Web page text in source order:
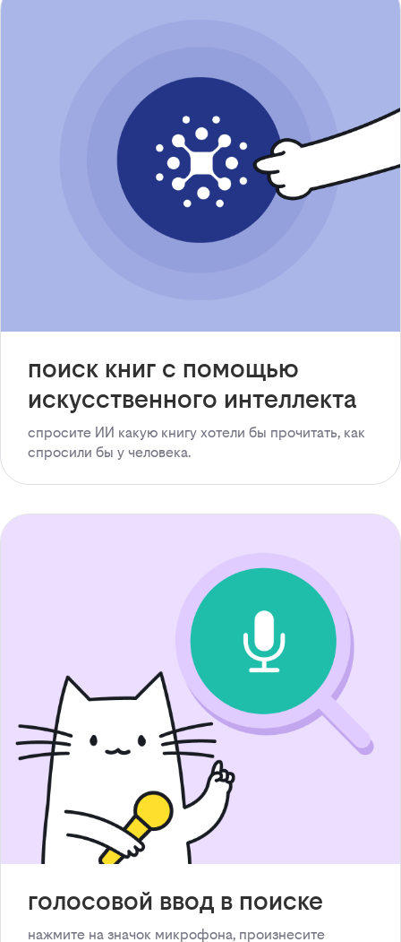
поиск книг с помощью
искусственного интеллекта
спросите ИИ какую книгу хотели бы прочитать, как
спросили бы у человека.
голосовой ввод в поиске
нажмите на значок микрофона, произнесите